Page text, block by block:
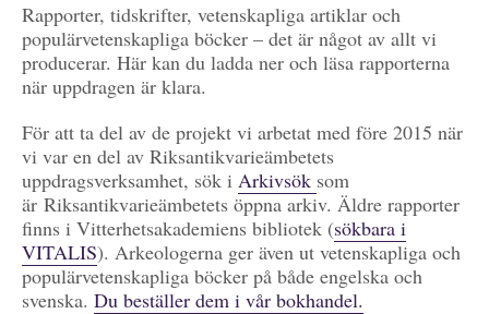
Rapporter, tidskrifter, vetenskapliga artiklar och
populärvetenskapliga böcker – det är något av allt vi
producerar. Här kan du ladda ner och läsa rapporterna
när uppdragen är klara.
För att ta del av de projekt vi arbetat med före 2015 när
vi var en del av Riksantikvarieämbetets
uppdragsverksamhet, sök i Arkivsök som
är Riksantikvarieämbetets öppna arkiv. Äldre rapporter
finns i Vitterhetsakademiens bibliotek (sökbara i
VITALIS). Arkeologerna ger även ut vetenskapliga och
populärvetenskapliga böcker på både engelska och
svenska. Du beställer dem i vår bokhandel.